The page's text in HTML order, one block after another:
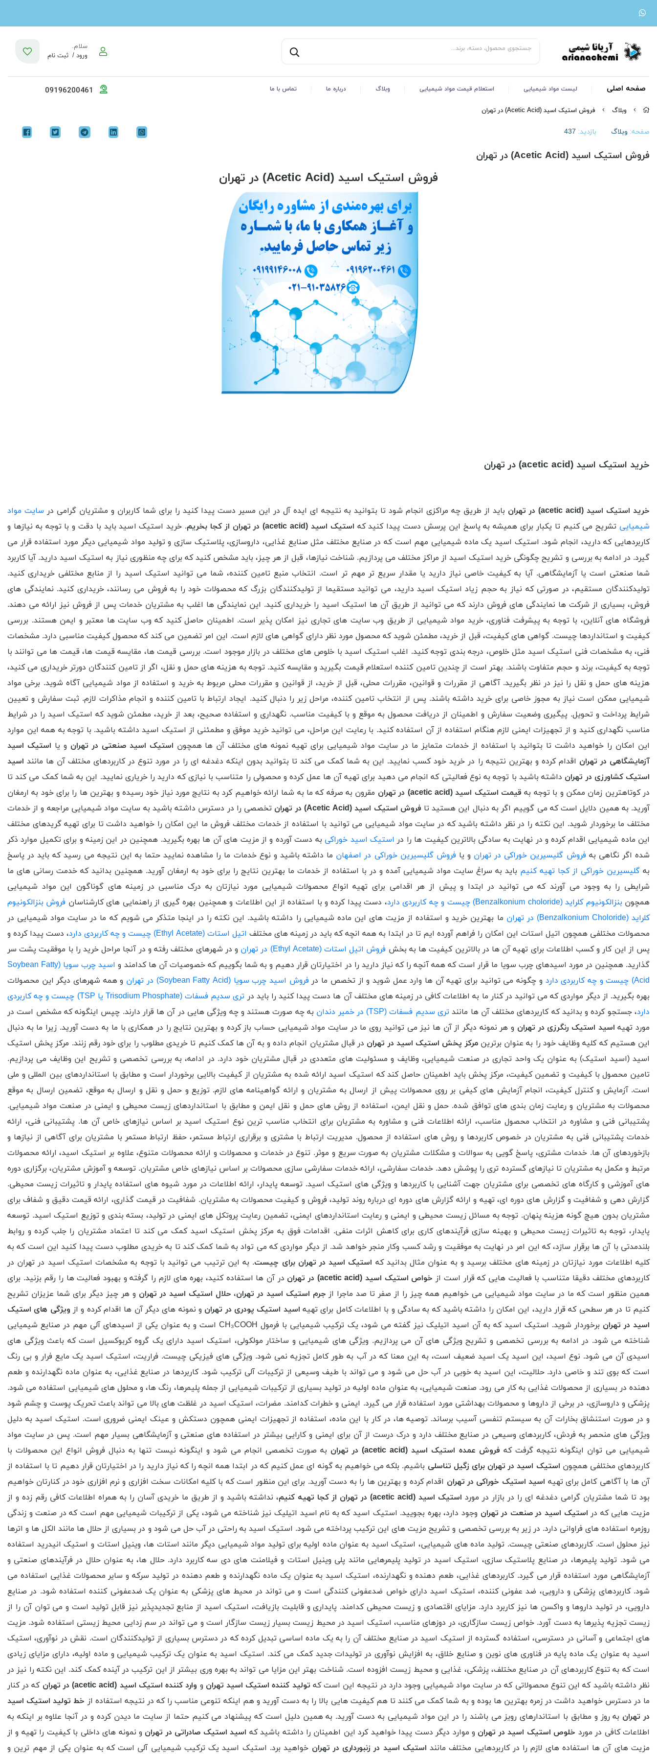
سلام.
ورود / ثبت نام
صفحه اصلی لیست مواد شیمیایی استعلام قیمت مواد شیمیایی وبلاگ درباره ما تماس با ما
وبلاگ فروش استیک اسید (Acetic Acid) در تهران
صفحه: وبلاگ بازدید: 437
فروش استیک اسید (Acetic Acid) در تهران
فروش استیک اسید (Acetic Acid) در تهران
خرید استیک اسید (acetic acid) در تهران
خرید استیک اسید (acetic acid) در تهران باید از طریق چه مراکزی انجام شود تا بتوانید به نتیجه ای ایده آل در این مسیر دست پیدا کنید را برای شما کاربران و مشتریان گرامی در سایت مواد
شیمیایی تشریح می کنیم تا یکبار برای همیشه به پاسخ این پرسش دست پیدا کنید که استیک اسید (acetic acid) در تهران از کجا بخریم. خرید استیک اسید باید با دقت و با توجه به نیازها و
کاربردهایی که دارید، انجام شود. استیک اسید یک ماده شیمیایی مهم است که در صنایع مختلف مثل صنایع غذایی، داروسازی، پلاستیک سازی و تولید مواد شیمیایی دیگر مورد استفاده قرار می
گیرد. در ادامه به بررسی و تشریح چگونگی خرید استیک اسید از مراکز مختلف می پردازیم. شناخت نیازها، قبل از هر چیز، باید مشخص کنید که برای چه منظوری نیاز به استیک اسید دارید. آیا کاربرد
شما صنعتی است یا آزمایشگاهی. آیا به کیفیت خاصی نیاز دارید یا مقدار سریع تر مهم تر است. انتخاب منبع تامین کننده، شما می توانید استیک اسید را از منابع مختلفی خریداری کنید.
تولیدکنندگان مستقیم، در صورتی که نیاز به حجم زیاد استیک اسید دارید، می توانید مستقیما از تولیدکنندگان بزرگ که محصولات خود را به فروش می رسانند، خریداری کنید. نمایندگی های
فروش، بسیاری از شرکت ها نمایندگی های فروش دارند که می توانید از طریق آن ها استیک اسید را خریداری کنید. این نمایندگی ها اغلب به مشتریان خدمات پس از فروش نیز ارائه می دهند.
فروشگاه های آنلاین، با توجه به پیشرفت فناوری، خرید مواد شیمیایی از طریق وب سایت های تجاری نیز امکان پذیر است. اطمینان حاصل کنید که وب سایت ها معتبر و ایمن هستند. بررسی
کیفیت و استانداردها چیست. گواهی های کیفیت، قبل از خرید، مطمئن شوید که محصول مورد نظر دارای گواهی های لازم است. این امر تضمین می کند که محصول کیفیت مناسبی دارد. مشخصات
فنی، به مشخصات فنی استیک اسید مثل خلوص، درجه بندی توجه کنید. اغلب استیک اسید با خلوص های مختلف در بازار موجود است. بررسی قیمت ها، مقایسه قیمت ها، قیمت ها می توانند با
توجه به کیفیت، برند و حجم متفاوت باشند. بهتر است از چندین تامین کننده استعلام قیمت بگیرید و مقایسه کنید. توجه به هزینه های حمل و نقل، اگر از تامین کنندگان دورتر خریداری می کنید،
هزینه های حمل و نقل را نیز در نظر بگیرید. آگاهی از مقررات و قوانین، مقررات محلی، قبل از خرید، از قوانین و مقررات محلی مربوط به خرید و استفاده از مواد شیمیایی آگاه شوید. برخی مواد
شیمیایی ممکن است نیاز به مجوز خاصی برای خرید داشته باشند. پس از انتخاب تامین کننده، مراحل زیر را دنبال کنید. ایجاد ارتباط با تامین کننده و انجام مذاکرات لازم. ثبت سفارش و تعیین
شرایط پرداخت و تحویل. پیگیری وضعیت سفارش و اطمینان از دریافت محصول به موقع و با کیفیت مناسب. نگهداری و استفاده صحیح، بعد از خرید، مطمئن شوید که استیک اسید را در شرایط
مناسب نگهداری کنید و از تجهیزات ایمنی لازم هنگام استفاده از آن استفاده کنید. با رعایت این مراحل، می توانید خرید موفق و مطمئنی از استیک اسید داشته باشید. با توجه به همه این موارد
این امکان را خواهید داشت تا بتوانید با استفاده از خدمات متمایز ما در سایت مواد شیمیایی برای تهیه نمونه های مختلف آن ها همچون استیک اسید صنعتی در تهران و یا استیک اسید
آزمایشگاهی در تهران اقدام کرده و بهترین نتیجه را در خرید خود کسب نمایید. این به شما کمک می کند تا بتوانید بدون اینکه دغدغه ای را در مورد تنوع در کاربردهای مختلف آن ها مانند اسید
استیک کشاورزی در تهران داشته باشید با توجه به نوع فعالیتی که انجام می دهید برای تهیه آن ها عمل کرده و محصولی را متناسب با نیازی که دارید را خریاری نمایید. این به شما کمک می کند تا
در کوتاهترین زمان ممکن و با توجه به قیمت استیک اسید (acetic acid) در تهران مقرون به صرفه که ما به شما ارائه خواهیم کرد به نتایج مورد نیاز خود رسیده و بهترین ها را برای خود به ارمغان
آورید. به همین دلایل است که می گوییم اگر به دنبال این هستید تا فروش استیک اسید (Acetic Acid) در تهران تخصصی را در دسترس داشته باشید به سایت مواد شیمیایی مراجعه و از خدمات
مختلف ما برخوردار شوید. این نکته را در نظر داشته باشید که در سایت مواد شیمیایی می توانید با استفاده از خدمات مختلف فروش ما این امکان را خواهید داشت تا برای تهیه گریدهای مختلف
این ماده شیمیایی اقدام کرده و در نهایت به سادگی بالاترین کیفیت ها را در استیک اسید خوراکی به دست آورده و از مزیت های آن ها بهره بگیرید. همچنین در این زمینه و برای تکمیل موارد ذکر
شده اگر نگاهی به فروش گلیسیرین خوراکی در تهران و یا فروش گلیسیرین خوراکی در اصفهان ما داشته باشید و نوع خدمات ما را مشاهده نمایید حتما به این نتیجه می رسید که باید در پاسخ
بهگلیسیرین خوراکی از کجا تهیه کنیم باید به سراغ سایت مواد شیمیایی آمده و در با استفاده از خدمات ما بهترین نتایج را برای خود به ارمغان آورید. همچنین بدانید که خدمت رسانی های ما
شرایطی را به وجود می آورند که می توانید در ابتدا و پیش از هر اقدامی برای تهیه انواع محصولات شیمیایی مورد نیازتان به درک مناسبی در زمینه های گوناگون این مواد شیمیایی
همچون بنزالکونیوم کلراید (Benzalkonium choloride) چیست و چه کاربردی دارد ، دست پیدا کرده و با استفاده از این اطلاعات و همچنین بهره گیری از راهنمایی های کارشناسان فروش بنزالکونیوم
کلراید (Benzalkonium Choloride) در تهران
ما بهترین خرید و استفاده از مزیت های این ماده شیمیایی را داشته باشید. این نکته را در اینجا متذکر می شویم که ما در سایت مواد شیمیایی در
محصولات مختلفی همچون اتیل استات این امکان را فراهم آورده ایم تا در ابتدا به همه انچه که باید در زمینه های مختلف اتیل استات (Ethyl Acetate) چیست و چه کاربردی دارد
، دست پیدا کرده و
پس از این کار و کسب اطلاعات برای تهیه آن ها در بالاترین کیفیت ها به بخش فروش اتیل استات (Ethyl Acetate) در تهران
و در شهرهای مختلف رفته و در آنجا مراحل خرید را با موفقیت پشت سر
گذارید. همچنین در مورد اسیدهای چرب سویا ما قرار است که همه آنچه را که نیاز دارید را در اختیارتان قرار دهیم و به شما بگوییم که خصوصیات آن ها کدامند و
اسید چرب سویا (Soybean Fatty
Acid) چیست و چه کاربردی دارد
و چگونه می توانید برای تهیه آن ها وارد عمل شوید و از تخصص ما در فروش اسید چرب سویا (Soybean Fatty Acid) در تهران
و همه شهرهای دیگر این محصولات
بهره بگیرید. از دیگر مواردی که می توانید در کنار ما به اطلاعات کافی در زمینه های مختلف آن ها دست پیدا کنید را باید در
تری سدیم فسفات (Trisodium Phosphate یا TSP) چیست و چه کاربردی
دارد، جستجو کرده و بدانید که کاربردهای مختلف آن ها مانندتری سدیم فسفات (TSP) در خمیر دندان
به چه صورت هستند و چه ویژگی هایی در آن ها قرار دارند. چپس اینگونه که مشخص است در
مورد تهیه اسید استیک رنگرزی در تهران و هر نمونه دیگر از آن ها نیز می توانید روی ما در سایت مواد شیمیایی حساب باز کرده و بهترین نتایج را در همکاری با ما به دست آورید. زیرا ما به دنبال
این هستیم که کلیه وظایف خود را به عنوان برترینمرکز پخش استیک اسید در تهران در قبال مشتریان انجام داده و به آن ها کمک کنیم تا خریدی مطلوب را برای خود رقم زنند. مرکز پخش استیک
اسید (اسید استیک) به عنوان یک واحد تجاری در صنعت شیمیایی، وظایف و مسئولیت های متعددی در قبال مشتریان خود دارد. در ادامه، به بررسی تخصصی و تشریح این وظایف می پردازیم.
تامین محصول با کیفیت و تضمین کیفیت، مرکز پخش باید اطمینان حاصل کند که استیک اسید ارائه شده به مشتریان از کیفیت بالایی برخوردار است و مطابق با استانداردهای بین المللی و ملی
است. آزمایش و کنترل کیفیت، انجام آزمایش های کیفی بر روی محصولات پیش از ارسال به مشتریان و ارائه گواهینامه های لازم. توزیع و حمل و نقل و ارسال به موقع، تضمین ارسال به موقع
محصولات به مشتریان و رعایت زمان بندی های توافق شده. حمل و نقل ایمن، استفاده از روش های حمل و نقل ایمن و مطابق با استانداردهای زیست محیطی و ایمنی در صنعت مواد شیمیایی.
پشتیبانی فنی و مشاوره در انتخاب محصول مناسب، ارائه اطلاعات فنی و مشاوره به مشتریان برای انتخاب مناسب ترین نوع استیک اسید بر اساس نیازهای خاص آن ها. پشتیبانی فنی، ارائه
خدمات پشتیبانی فنی به مشتریان در خصوص کاربردها و روش های استفاده از محصول. مدیریت ارتباط با مشتری و برقراری ارتباط مستمر، حفظ ارتباط مستمر با مشتریان برای آگاهی از نیازها و
بازخوردهای آن ها. خدمات مشتری، پاسخ گویی به سوالات و مشکلات مشتریان به صورت سریع و موثر. تنوع در خدمات و محصولات و ارائه محصولات متنوع، علاوه بر استیک اسید، ارائه محصولات
مرتبط و مکمل به مشتریان تا نیازهای گسترده تری را پوشش دهد. خدمات سفارشی، ارائه خدمات سفارشی سازی محصولات بر اساس نیازهای خاص مشتریان. توسعه و آموزش مشتریان، برگزاری دوره
های آموزشی و کارگاه های تخصصی برای مشتریان جهت آشنایی با کاربردها و ویژگی های استیک اسید. توسعه پایدار، ارائه اطلاعات در مورد شیوه های استفاده پایدار و تاثیرات زیست محیطی.
گزارش دهی و شفافیت و گزارش های دوره ای، تهیه و ارائه گزارش های دوره ای درباره روند تولید، فروش و کیفیت محصولات به مشتریان. شفافیت در قیمت گذاری، ارائه قیمت دقیق و شفاف برای
مشتریان بدون هیچ گونه هزینه پنهان. توجه به مسائل زیست محیطی و ایمنی و رعایت استانداردهای ایمنی، تضمین رعایت پروتکل های ایمنی در تولید، بسته بندی و توزیع استیک اسید. توسعه
پایدار، توجه به تاثیرات زیست محیطی و بهینه سازی فرآیندهای کاری برای کاهش اثرات منفی. اقدامات فوق به مرکز پخش استیک اسید کمک می کند تا اعتماد مشتریان را جلب کرده و روابط
بلندمدتی با آن ها برقرار سازد، که این امر در نهایت به موفقیت و رشد کسب وکار منجر خواهد شد. از دیگر مواردی که می تواد به شما کمک کند تا به خریدی مطلوب دست پیدا کنید این است که به
کلیه اطلاعات مورد نیازتان در زمینه های مختلف برسید و به عنوان مثال بدانید که استیک اسید در تهران برای چیست. به این ترتیب می توانید با توجه به مشخصات استیک اسید در تهران در
کاربردهای مختلف دقیقا متناسب با فعالیت هایی که قرار است از خواص استیک اسید (acetic acid) در تهران در آن ها استفاده کنید، بهره های لازم را گرفته و بهبود فعالیت ها را رقم بزنید. برای
همین منظور است که ما در سایت مواد شیمیایی می خواهیم همه چیز را از صفر تا صد ماجرا از جرم استیک اسید در تهران، حلال استیک اسید در تهران و هر چیز دیگر برای شما عزیزان تشریح
کنیم تا در هر سطحی که قرار دارید، این امکان را داشته باشید که به سادگی و با اطلاعات کامل برای تهیه اسید استیک پودری در تهران و نمونه های دیگر آن ها اقدام کرده و از ویژگی های استیک
اسید در تهران
برخوردار شوید. استیک اسید که به آن اسید اتیلیک نیز گفته می شود، یک ترکیب شیمیایی با فرمول CH₃COOH است و به عنوان یکی از اسیدهای آلی مهم در صنایع شیمیایی
شناخته می شود. در ادامه به بررسی تخصصی و تشریح ویژگی های آن می پردازیم. ویژگی های شیمیایی و ساختار مولکولی، استیک اسید دارای یک گروه کربوکسیل است که باعث ویژگی های
اسیدی آن می شود. نوع اسید، این اسید یک اسید ضعیف است، به این معنا که در آب به طور کامل تجزیه نمی شود. ویژگی های فیزیکی چیست. فراریت، استیک اسید یک مایع فرار و بی رنگ
است که بوی تند و خاصی دارد. حلالیت، این اسید به خوبی در آب حل می شود و می تواند با طیف وسیعی از ترکیبات آلی ترکیب شود. کاربردها در صنایع غذایی، به عنوان ماده نگهدارنده و طعم
دهنده در بسیاری از محصولات غذایی به کار می رود. صنعت شیمیایی، به عنوان ماده اولیه در تولید بسیاری از ترکیبات شیمیایی از جمله پلیمرها، رنگ ها، و محلول های شیمیایی استفاده می شود.
پزشکی و داروسازی، در برخی از داروها و محصولات بهداشتی مورد استفاده قرار می گیرد. ایمنی و خطرات کدامند. مضرات، استیک اسید در غلظت های بالا می تواند باعث تحریک پوست و چشم شود
و در صورت استنشاق بخارات آن به سیستم تنفسی آسیب برساند. توصیه ها، در کار با این ماده، استفاده از تجهیزات ایمنی همچون دستکش و عینک ایمنی ضروری است. استیک اسید به دلیل
ویژگی های منحصر به فردش، کاربردهای وسیعی در صنایع مختلف دارد و درک درست از آن برای ایمنی و کارایی بیشتر در استفاده های صنعتی و آزمایشگاهی بسیار مهم است. پس در سایت مواد
شیمیایی می توان اینگونه نتیجه گرفت که فروش عمده استیک اسید (acetic acid) در تهران به صورت تخصصی انجام می شود و اینگونه نیست تنها به دنبال فروش انواع این محصولات با
کاربردهای مختلفی همچون استیک اسید در تهران برای زگیل تناسلی باشیم. بلکه می خواهیم به گونه ای عمل کنیم که در ابتدا همه انچه را که نیاز دارید را در اختیارتان قرار دهیم تا با استفاده از
آن ها با آگاهی کامل برای تهیه اسید استیک خوراکی در تهران اقدام کرده و بهترین ها را به دست آورید. برای این منظور است که با کلیه امکانات سخت افزاری و نرم افزاری خود در کنارتان خواهیم
بود تا شما مشتریان گرامی دغدغه ای را در بازار در مورد استیک اسید (acetic acid) در تهران از کجا تهیه کنیم، نداشته باشید و از طریق ما خریدی آسان را به همراه اطلاعات کافی رقم زده و از
مزیت هایی که در استیک اسید در صنعت در تهران وجود دارد، بهره بجویید. استیک اسید که به نام اسید اتیلیک نیز شناخته می شود، یکی از ترکیبات شیمیایی مهم است که در صنعت و زندگی
روزمره استفاده های فراوانی دارد. در زیر به بررسی تخصصی و تشریح مزیت های این ترکیب پرداخته می شود. استیک اسید به راحتی در آب حل می شود و در بسیاری از حلال ها مانند الکل ها و اترها
نیز محلول است. کاربردهای صنعتی چیست. تولید ماده های شیمیایی، استیک اسید به عنوان ماده اولیه برای تولید مواد شیمیایی دیگر مانند استات ها، وینیل استات و استیک انیدرید استفاده
می شود. تولید پلیمرها، در صنایع پلاستیک سازی، استیک اسید در تولید پلیمرهایی مانند پلی وینیل استات و فیلامنت های دی سه کاربرد دارد. حلال ها، به عنوان حلال در فرآیندهای صنعتی و
آزمایشگاهی مورد استفاده قرار می گیرد. کاربردهای غذایی، طعم دهنده و نگهدارنده، استیک اسید به عنوان یک ماده نگهدارنده و طعم دهنده در تولید سرکه و سایر محصولات غذایی استفاده می
شود. کاربردهای پزشکی و دارویی، ضد عفونی کننده، استیک اسید دارای خواص ضدعفونی کنندگی است و می تواند در محیط های پزشکی به عنوان یک ضدعفونی کننده استفاده شود. در صنایع
دارویی، در تولید داروها و واکسن ها نیز کاربرد دارد. مزایای اقتصادی و زیست محیطی کدامند. پایداری و قابلیت بازیافت، استیک اسید از منابع تجدیدپذیر نیز قابل تولید است و می توان آن را از
زیست تجزیه پذیرها به دست آورد. خواص زیست سازگاری، در دوزهای مناسب، استیک اسید در محیط زیست بسیار زیست سازگار است و می تواند در سم زدایی محیط زیستی استفاده شود. مزیت
های اجتماعی و آسانی در دسترسی، استفاده گسترده از استیک اسید در صنایع مختلف آن را به یک ماده اساسی تبدیل کرده که در دسترس بسیاری از تولیدکنندگان است. نقش در نوآوری، استیک
اسید به عنوان یک ماده پایه در فناوری های نوین و صنایع خلاق، به افزایش نوآوری در تولیدات جدید کمک می کند. استیک اسید به عنوان یک ترکیب شیمیایی و ماده اولیه، دارای مزایای زیادی
است که به تنوع کاربردهای آن در صنایع مختلف، پزشکی، غذایی و محیط زیست افزوده است. شناخت بهتر این مزایا می تواند به بهره وری بیشتر از این ترکیب در آینده کمک کند. این نکته را نیز در
نظر داشته باشید که این تنوع محصولاتی که در سایت مواد شیمیایی وجود دارد در نتیجه این است که تولید کننده استیک اسید تهران و وارد کننده استیک اسید (acetic acid) در تهران که در کنار
ما در دسترس خواهید داشت در زمره بهترین ها بوده و به شما کمک می کنند تا هم کیفیت هایی بالا را به دست آورید و هم اینکه تنوعی مناسب را که در نتیجه استفاده از خط تولید استیک اسید
در تهران به روز و مطابق با استاندارهای رویز می باشند را در این مواد شیمیایی به دست آورید. به همین دلیل است که پیشنهاد می کنیم حتما از سایت ما دیدن کرده و در آنجا علاوه بر اینکه به
اطلاعات کافی در مورد خلوص استیک اسید در تهران و موارد دیگر دست پیدا خواهید کرد این اطمینان را داشته باشید که اسید استیک صادراتی در تهران و نمونه های داخلی با کیفیت را تهیه و از
مزیت های آن ها استفاده های لازم را در کاربردهایی مختلف مانند استیک اسید در زنبورداری در تهران خواهید برد. استیک اسید یک ترکیب شیمیایی آلی است که به عنوان یکی از مهم ترین و